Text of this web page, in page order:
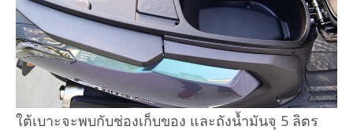
ใต้เบาะจะพบกับช่องเก็บของ และถังน้ำมันจุ 5 ลิตร